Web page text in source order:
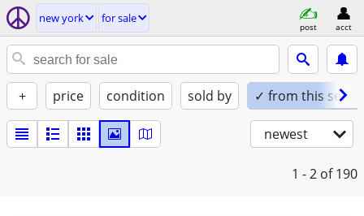
new york for sale
post acct
+ price condition sold by ✓ from this seller
newest
1 - 2 of 190